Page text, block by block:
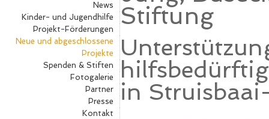
News
Kinder- und Jugendhilfe
Projekt-Förderungen
Neue und abgeschlossene
Projekte
Spenden & Stiften
Fotogalerie
Partner
Presse
Kontakt
Stiftung
in